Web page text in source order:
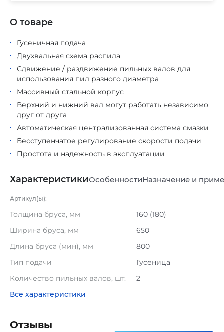
Гусеничная подача
Двухвальная схема распила
Сдвижение / раздвижение пильных валов для
использования пил разного диаметра
Массивный стальной корпус
Верхний и нижний вал могут работать независимо
друг от друга
Автоматическая централизованная система смазки
Бесступенчатое регулирование скорости подачи
Простота и надежность в эксплуатации
О товаре
ХарактеристикиОсобенностиНазначение и
Артикул(ы):
Толщина бруса, мм
160 (180)
Ширина бруса, мм
650
Длина бруса (мин), мм
800
Тип подачи
Гусеница
Количество пильных валов, шт.
2
Все характеристики
Отзывы